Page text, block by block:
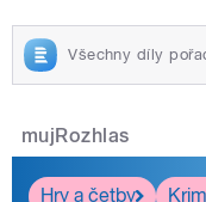
Všechny díly
mujRozhlas
Hry a četby